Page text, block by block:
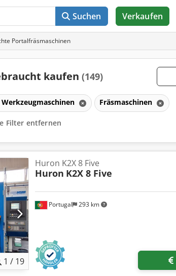
Suchen Verkaufen
Portalfräsmaschinen
kaufen (149)
Fräsmaschinen
Filter entfernen
1 / 19
Portugal 293 km
Huron K2X 8 Five
Huron K2X 8 Five